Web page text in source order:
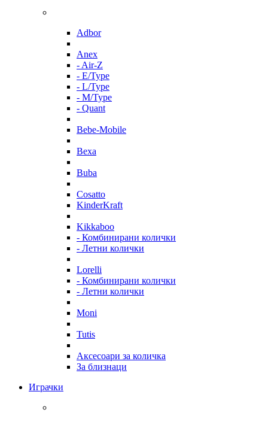
Adbor
Anex
- Air-Z
- E/Type
- L/Type
- M/Type
- Quant
Bebe-Mobile
Bexa
Buba
Cosatto
KinderKraft
Kikkaboo
- Комбинирани колички
- Летни колички
Lorelli
- Комбинирани колички
- Летни колички
Moni
Tutis
Аксесоари за количка
За близнаци
Играчки